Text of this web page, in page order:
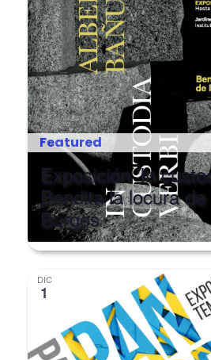
Featured
Exposición ‘In
Bendita la locura de
Burgos
DIC
1